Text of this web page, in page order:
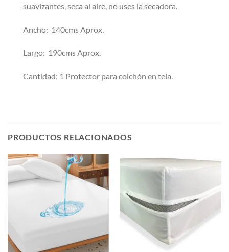
suavizantes, seca al aire, no uses la secadora.
Ancho: 140cms Aprox.
Largo: 190cms Aprox.
Cantidad: 1 Protector para colchón en tela.
PRODUCTOS RELACIONADOS